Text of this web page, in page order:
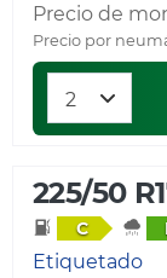
Precio de
Precio por
225/50
C
Etiquetado